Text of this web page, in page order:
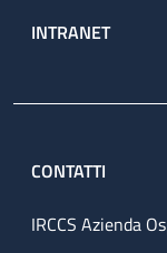
INTRANET
CONTATTI
IRCCS Azienda